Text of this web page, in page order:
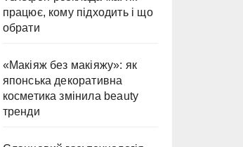
працює, кому підходить і що
обрати
«Макіяж без макіяжу»: як
японська декоративна
косметика змінила beauty
тренди